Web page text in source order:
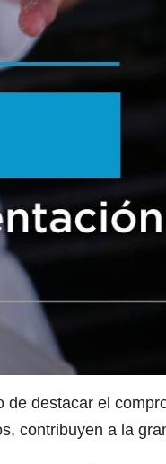
destacar el
contribuyen a la